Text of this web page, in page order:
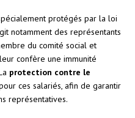
protégés par la loi
notamment des représentants
du comité social et
confère une immunité
protection contre le
ces salariés, afin de garantir
représentatives.